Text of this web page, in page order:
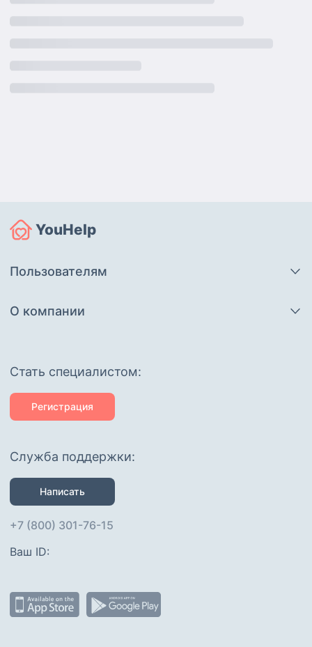
YouHelp
Пользователям
О компании
Cтать специалистом:
Регистрация
Служба поддержки:
Написать
+7 (800) 301-76-15
Ваш ID: